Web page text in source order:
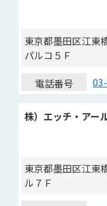
東京都墨田区江
パルコ５Ｆ
電話番号
株）エッチ・アー
東京都墨田区江
ル７Ｆ